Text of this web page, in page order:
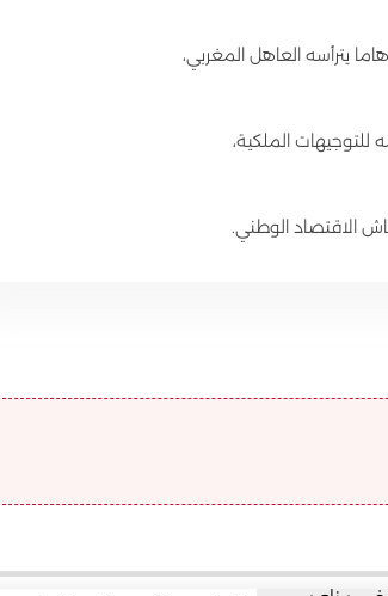
يترأسه العاهل المغربي،
الاقتصاد الوطني.